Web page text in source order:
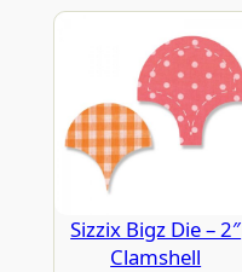
Sizzix Bigz Die – 2″
Clamshell